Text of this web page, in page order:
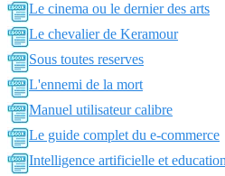
Le cinema ou le dernier des arts
Le chevalier de Keramour
Sous toutes reserves
L'ennemi de la mort
Manuel utilisateur calibre
Le guide complet du e-commerce
Intelligence artificielle et education